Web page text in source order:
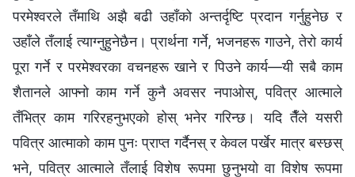
परमेश्‍वरले तँमाथि अझै बढी उहाँको अन्तर्दृष्टि प्रदान गर्नुहुनेछ र
उहाँले तँलाई त्याग्‍नुहुनेछैन। प्रार्थना गर्ने, भजनहरू गाउने, तेरो कार्य
पूरा गर्ने र परमेश्‍वरका वचनहरू खाने र पिउने कार्य—यी सबै काम
शैतानले आफ्‍नो काम गर्ने कुनै अवसर नपाओस्, पवित्र आत्माले
तँभित्र काम गरिरहनुभएको होस् भनेर गरिन्छ। यदि तैँले यसरी
पवित्र आत्माको काम पुनः प्राप्त गर्दैनस् र केवल पर्खेर मात्र बस्छस्
भने, पवित्र आत्माले तँलाई विशेष रूपमा छुनुभयो वा विशेष रूपमा